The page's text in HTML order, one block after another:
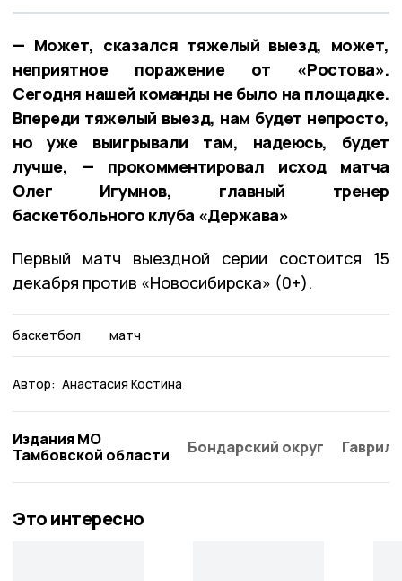
— Может, сказался тяжелый выезд, может,
неприятное поражение от «Ростова».
Сегодня нашей команды не было на площадке.
Впереди тяжелый выезд, нам будет непросто,
но уже выигрывали там, надеюсь, будет
лучше, — прокомментировал исход матча
Олег Игумнов, главный тренер
баскетбольного клуба «Держава»
Первый матч выездной серии состоится 15
декабря против «Новосибирска» (0+).
баскетбол матч
Автор: Анастасия Костина
Издания МО
Тамбовской области
Бондарский округ
Это интересно